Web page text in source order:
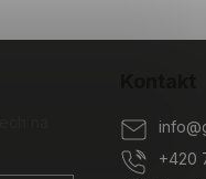
info@
+420